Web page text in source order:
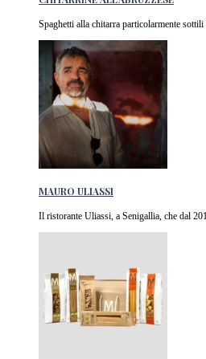
Spaghetti alla chitarra particolarmente sottili
MAURO ULIASSI
Il ristorante Uliassi, a Senigallia, che dal